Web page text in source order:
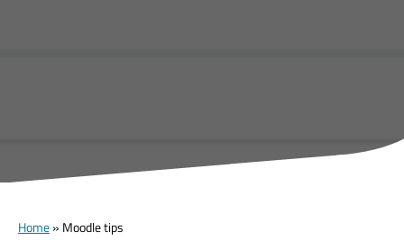
Home» Moodle tips